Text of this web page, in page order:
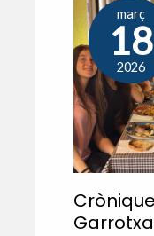
març
18
2026